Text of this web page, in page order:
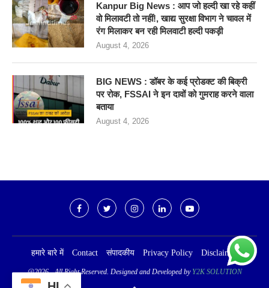
Kanpur Big News : आप जो हल्दी खा रहे कहीं
वो मिलावटी तो नहीं!, खाद्य सुरक्षा विभाग ने चावल में
रंग मिलाकर बन रही मिलवाटी हल्दी पकड़ी
August 4, 2026
BIG NEWS : डॉबर के कई प्रोडक्ट की बिक्री
पर रोक, FSSAI ने इन दावों को गुमराह करने वाला
बताया
August 4, 2026
हमारे बारे में Contact संपादकीय Privacy Policy Disclaimer
@2026 - All Right Reserved. Designed and Developed by Y2K SOLUTION